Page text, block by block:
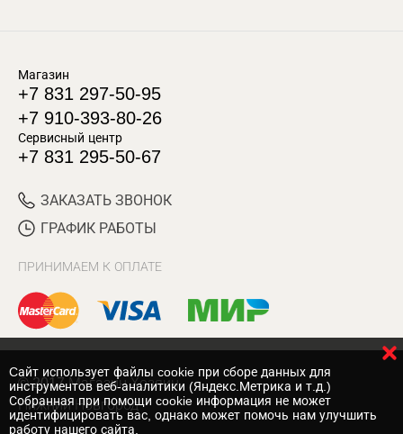
Магазин
+7 831 297-50-95
+7 910-393-80-26
Сервисный центр
+7 831 295-50-67
ЗАКАЗАТЬ ЗВОНОК
ГРАФИК РАБОТЫ
ПРИНИМАЕМ К ОПЛАТЕ
© 2017 Магазин Хозяин
Нижний Новгород
Cайт использует файлы cookie при сборе данных для
инструментов веб-аналитики (Яндекс.Метрика и т.д.)
Собранная при помощи cookie информация не может
идентифицировать вас, однако может помочь нам улучшить
работу нашего сайта.